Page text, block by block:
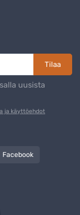
Tilaa
uusista
ja käyttöehdot
Facebook